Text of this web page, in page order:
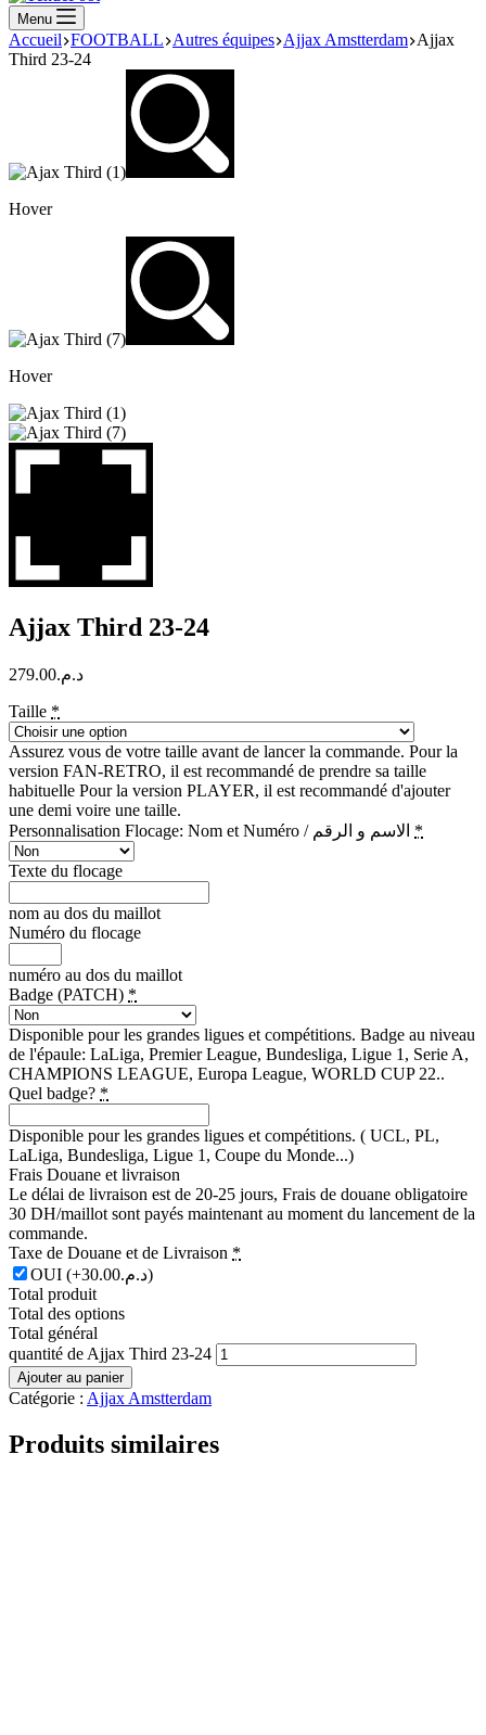
Menu
Accueil FOOTBALL Autres équipes Ajjax Amstterdam Ajjax
Third 23-24
Hover
Hover
Ajjax Third 23-24
د.م.279.00
Taille *
Assurez vous de votre taille avant de lancer la commande. Pour la
version FAN-RETRO, il est recommandé de prendre sa taille
habituelle Pour la version PLAYER, il est recommandé d'ajouter
une demi voire une taille.
Personnalisation Flocage: Nom et Numéro / الاسم و الرقم *
Texte du flocage
nom au dos du maillot
Numéro du flocage
numéro au dos du maillot
Badge (PATCH) *
Disponible pour les grandes ligues et compétitions. Badge au niveau
de l'épaule: LaLiga, Premier League, Bundesliga, Ligue 1, Serie A,
CHAMPIONS LEAGUE, Europa League, WORLD CUP 22..
Quel badge? *
Disponible pour les grandes ligues et compétitions. ( UCL, PL,
LaLiga, Bundesliga, Ligue 1, Coupe du Monde...)
Frais Douane et livraison
Le délai de livraison est de 20-25 jours, Frais de douane obligatoire
30 DH/maillot sont payés maintenant au moment du lancement de la
commande.
Taxe de Douane et de Livraison *
OUI
(+د.م.30.00)
Total produit
Total des options
Total général
quantité de Ajjax Third 23-24
Ajouter au panier
Catégorie : Ajjax Amstterdam
Produits similaires